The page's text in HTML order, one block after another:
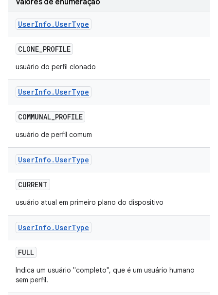
Valores de enumeração
UserInfo . UserType
CLONE_PROFILE
usuário do perfil clonado
UserInfo . UserType
COMMUNAL_PROFILE
usuário de perfil comum
UserInfo . UserType
CURRENT
usuário atual em primeiro plano do dispositivo
UserInfo . UserType
FULL
Indica um usuário "completo", que é um usuário humano
sem perfil.